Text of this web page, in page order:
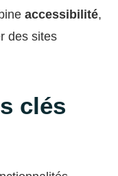
accessibilité,
des sites
clés